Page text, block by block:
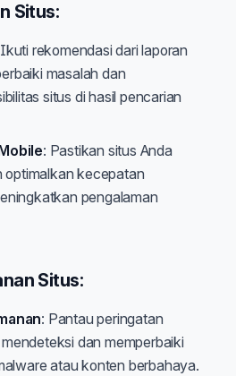
Situs:
rekomendasi dari laporan
masalah dan
situs di hasil pencarian
: Pastikan situs Anda
optimalkan kecepatan
pengalaman
Situs:
: Pantau peringatan
dan memperbaiki
atau konten berbahaya.